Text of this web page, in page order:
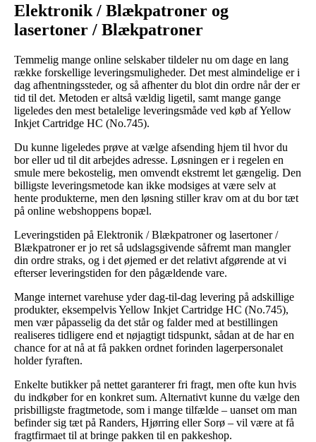
Elektronik / Blækpatroner og
lasertoner / Blækpatroner
Temmelig mange online selskaber tildeler nu om dage en lang
række forskellige leveringsmuligheder. Det mest almindelige er i
dag afhentningssteder, og så afhenter du blot din ordre når der er
tid til det. Metoden er altså vældig ligetil, samt mange gange
ligeledes den mest betalelige leveringsmåde ved køb af Yellow
Inkjet Cartridge HC (No.745).
Du kunne ligeledes prøve at vælge afsending hjem til hvor du
bor eller ud til dit arbejdes adresse. Løsningen er i regelen en
smule mere bekostelig, men omvendt ekstremt let gængelig. Den
billigste leveringsmetode kan ikke modsiges at være selv at
hente produkterne, men den løsning stiller krav om at du bor tæt
på online webshoppens bopæl.
Leveringstiden på Elektronik / Blækpatroner og lasertoner /
Blækpatroner er jo ret så udslagsgivende såfremt man mangler
din ordre straks, og i det øjemed er det relativt afgørende at vi
efterser leveringstiden for den pågældende vare.
Mange internet varehuse yder dag-til-dag levering på adskillige
produkter, eksempelvis Yellow Inkjet Cartridge HC (No.745),
men vær påpasselig da det står og falder med at bestillingen
realiseres tidligere end et nøjagtigt tidspunkt, sådan at de har en
chance for at nå at få pakken ordnet forinden lagerpersonalet
holder fyraften.
Enkelte butikker på nettet garanterer fri fragt, men ofte kun hvis
du indkøber for en konkret sum. Alternativt kunne du vælge den
prisbilligste fragtmetode, som i mange tilfælde – uanset om man
befinder sig tæt på Randers, Hjørring eller Sorø – vil være at få
fragtfirmaet til at bringe pakken til en pakkeshop.